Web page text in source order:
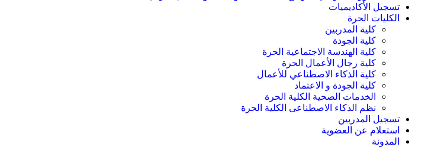
تسجيل الأكاديميات
الكليات الحرة
كلية المدربين
كلية الجودة
كلية الهندسة الاجتماعية الحرة
كلية رجال الأعمال الحرة
كلية الذكاء الاصطناعي للأعمال
كلية الجودة و الاعتماد
الخدمات الصحية الكلية الحرة
نظم الذكاء الاصطناعى الكلية الحرة
تسجيل المدربين
استعلام عن العضوية
المدونة